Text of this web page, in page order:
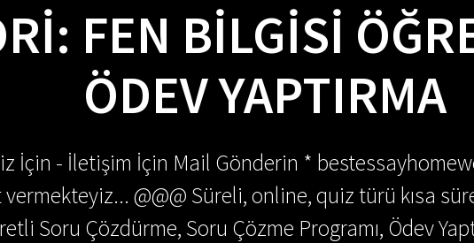
FEN BILGISI
ÖDEV YAPTIRMA
İçin - İletişim İçin Mail Gönderin *
@@@ Süreli, online, quiz türü kısa
Soru Çözdürme, Soru Çözme Programı, Ödev